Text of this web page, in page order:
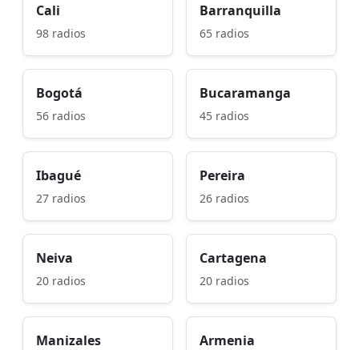
Cali
98 radios
Barranquilla
65 radios
Bogotá
56 radios
Bucaramanga
45 radios
Ibagué
27 radios
Pereira
26 radios
Neiva
20 radios
Cartagena
20 radios
Manizales Armenia